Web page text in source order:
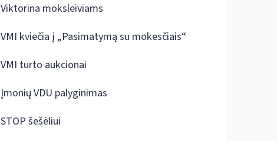
Viktorina moksleiviams
VMI kviečia į „Pasimatymą su mokesčiais“
VMI turto aukcionai
Įmonių VDU palyginimas
STOP šešėliui